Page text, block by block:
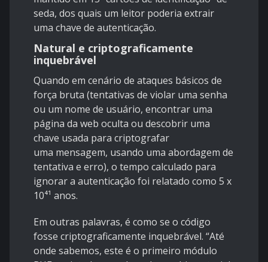
seda, dos quais um leitor poderia extrair
uma chave de autenticação.
Natural e criptograficamente
inquebrável
Quando em cenário de ataques básicos de
força bruta (tentativas de violar uma senha
ou um nome de usuário, encontrar uma
página da web oculta ou descobrir uma
chave usada para criptografar
uma mensagem, usando uma abordagem de
tentativa e erro), o tempo calculado para
ignorar a autenticação foi relatado como 5 x
10⁴¹ anos.
Em outras palavras, é como se o código
fosse criptograficamente inquebrável. “Até
onde sabemos, este é o primeiro módulo